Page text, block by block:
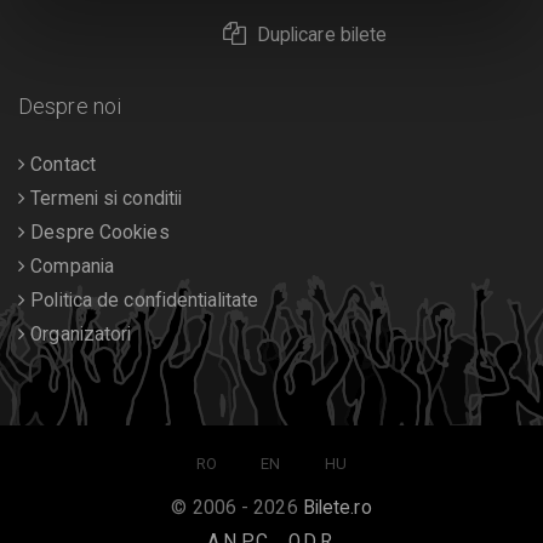
Duplicare bilete
Despre noi
Contact
Termeni si conditii
Despre Cookies
Compania
Politica de confidentialitate
Organizatori
RO EN HU
© 2006 - 2026 Bilete.ro